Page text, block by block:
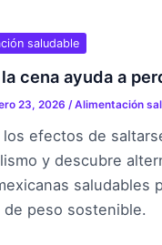
saludable
cena ayuda a
23, 2026 /Alimentación
los efectos de
y descubre
saludables
de peso sostenible.